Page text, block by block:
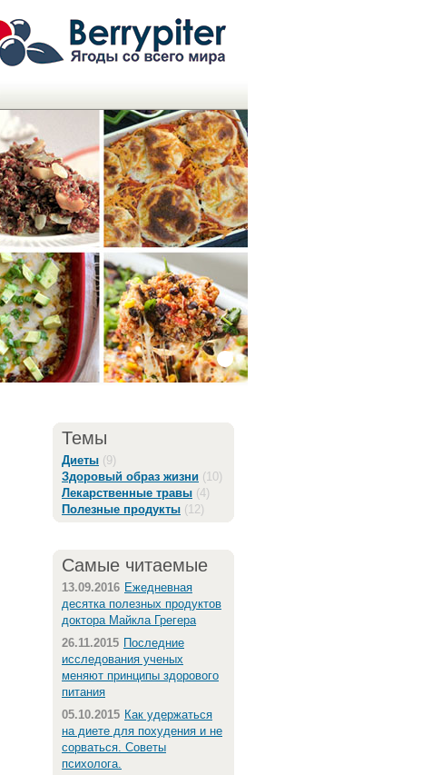
Темы
Диеты (9)
Здоровый образ жизни (10)
Лекарственные травы (4)
Полезные продукты (12)
Самые читаемые
13.09.2016 Ежедневная
десятка полезных продуктов
доктора Майкла Грегера
26.11.2015 Последние
исследования ученых
меняют принципы здорового
питания
05.10.2015 Как удержаться
на диете для похудения и не
сорваться. Советы
психолога.